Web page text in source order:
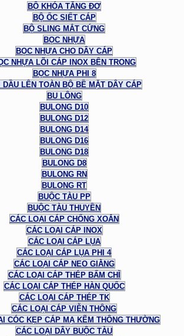
BỘ KHÓA TĂNG ĐƠ
BỘ ỐC SIẾT CÁP
BỘ SLING MẮT CỨNG
BỌC NHỰA
BỌC NHỰA CHO DÂY CÁP
NHỰA LÕI CÁP INOX BÊN TRONG
BỌC NHỰA PHI 8
DẦU LÊN TOÀN BỘ BỀ MẶT DÂY CÁP
BU LÔNG
BULONG D10
BULONG D12
BULONG D14
BULONG D16
BULONG D18
BULONG D8
BULONG RN
BULONG RT
BUỘC TÀU PP
BUỘC TÀU THUYỀN
CÁC LOẠI CÁP CHỐNG XOẮN
CÁC LOẠI CÁP INOX
CÁC LOẠI CÁP LỤA
CÁC LOẠI CÁP LỤA PHI 4
CÁC LOẠI CÁP NEO GIẰNG
CÁC LOẠI CÁP THÉP BẤM CHÌ
CÁC LOẠI CÁP THÉP HÀN QUỐC
CÁC LOẠI CÁP THÉP TK
CÁC LOẠI CÁP VIỄN THÔNG
CÓC KẸP CÁP MẠ KẼM THÔNG THƯỜNG
CÁC LOẠI DÂY BUỘC TÀU